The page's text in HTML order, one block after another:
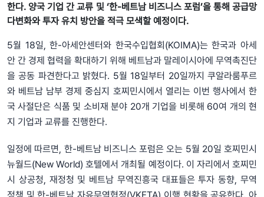
한다. 양국 기업 간 교류 및 ‘한-베트남 비즈니스 포럼’을 통해 공급망
다변화와 투자 유치 방안을 적극 모색할 예정이다.
5월 18일, 한-아세안센터와 한국수입협회(KOIMA)는 한국과 아세
안 간 경제 협력을 확대하기 위해 베트남과 말레이시아에 무역촉진단
을 공동 파견한다고 밝혔다. 5월 18일부터 20일까지 쿠알라룸푸르
와 베트남 남부 경제 중심지 호찌민시에서 열리는 이번 행사에서 한
국 사절단은 식품 및 소비재 분야 20개 기업을 비롯해 60여 개의 현
지 기업과 교류를 진행한다.
일정에 따르면, 한-베트남 비즈니스 포럼은 오는 5월 20일 호찌민시
뉴월드(New World) 호텔에서 개최될 예정이다. 이 자리에서 호찌민
시 상공청, 재정청 및 베트남 무역진흥국 대표들은 투자 동향, 무역
정책 및 한-베트남 자유무역협정(VKFTA) 이행 현황을 공유한다. 아